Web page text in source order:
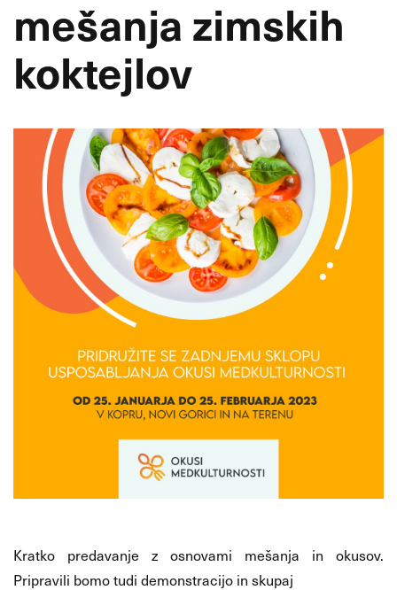
mešanja zimskih
koktejlov
Kratko predavanje z osnovami mešanja in okusov.
Pripravili bomo tudi demonstracijo in skupaj